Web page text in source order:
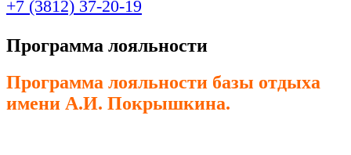
+7 (3812) 37-20-19
Программа лояльности
Программа лояльности базы отдыха
имени А.И. Покрышкина.